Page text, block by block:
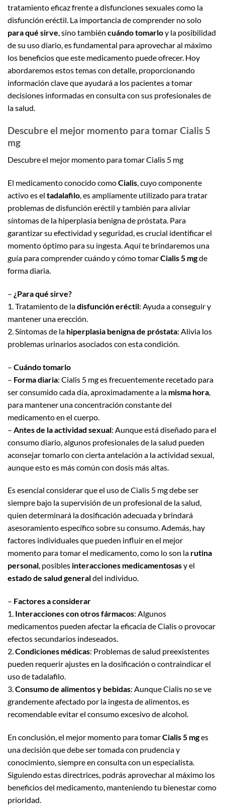
tratamiento eficaz frente a disfunciones sexuales como la
disfunción eréctil. La importancia de comprender no solo
para qué sirve, sino también cuándo tomarloy la posibilidad
de su uso diario, es fundamental para aprovechar al máximo
los beneficios que este medicamento puede ofrecer. Hoy
abordaremos estos temas con detalle, proporcionando
información clave que ayudará a los pacientes a tomar
decisiones informadas en consulta con sus profesionales de
la salud.
Descubre el mejor momento para tomar Cialis 5
mg
Descubre el mejor momento para tomar Cialis 5 mg
El medicamento conocido comoCialis, cuyo componente
activo es el tadalafilo, es ampliamente utilizado para tratar
problemas de disfunción eréctil y también para aliviar
síntomas de la hiperplasia benigna de próstata. Para
garantizar su efectividad y seguridad, es crucial identificar el
momento óptimo para su ingesta. Aquí te brindaremos una
guía para comprender cuándo y cómo tomarCialis 5 mgde
forma diaria.
– ¿Para qué sirve?
1. Tratamiento de ladisfunción eréctil: Ayuda a conseguir y
mantener una erección.
2. Síntomas de la hiperplasia benigna de próstata: Alivia los
problemas urinarios asociados con esta condición.
– Cuándo tomarlo
– Forma diaria: Cialis 5 mg es frecuentemente recetado para
ser consumido cada día, aproximadamente a la misma hora
para mantener una concentración constante del
medicamento en el cuerpo.
– Antes de la actividad sexual: Aunque está diseñado para el
consumo diario, algunos profesionales de la salud pueden
aconsejar tomarlo con cierta antelación a la actividad sexual,
aunque esto es más común con dosis más altas.
Es esencial considerar que el uso de Cialis 5 mg debe ser
siempre bajo la supervisión de un profesional de la salud,
quien determinará la dosificación adecuada y brindará
asesoramiento específico sobre su consumo. Además, hay
factores individuales que pueden influir en el mejor
momento para tomar el medicamento, como lo son la rutina
personal, posibles interacciones medicamentosasy el
estado de salud generaldel individuo.
– Factores a considerar
1. Interacciones con otros fármacos: Algunos
medicamentos pueden afectar la eficacia de Cialis o provocar
efectos secundarios indeseados.
2.Condiciones médicas: Problemas de salud preexistentes
pueden requerir ajustes en la dosificación o contraindicar el
uso de tadalafilo.
3.Consumo de alimentos y bebidas: Aunque Cialis no se ve
grandemente afectado por la ingesta de alimentos, es
recomendable evitar el consumo excesivo de alcohol.
En conclusión, el mejor momento para tomarCialis 5 mges
una decisión que debe ser tomada con prudencia y
conocimiento, siempre en consulta con un especialista.
Siguiendo estas directrices, podrás aprovechar al máximo los
beneficios del medicamento, manteniendo tu bienestar como
prioridad.